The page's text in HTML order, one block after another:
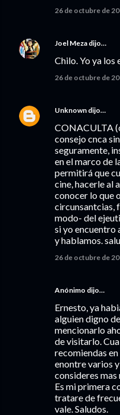
26 de octubre de
Joel Meza dijo…
Chilo. Yo ya los
26 de octubre de
Unknown dijo…
CONACULTA
consejo cnca
seguramente,
en el marco de
permitirá que
cine, hacerle al
conocer lo que
circunsantcias,
modo- del
si yo encuentro
y hablamos.
26 de octubre de
Anónimo dijo…
Ernesto, ya
alguien digno
mencionarlo
de visitarlo.
recomiendas
enontre varios
consideres
Es mi primera
tratare de
vale. Saludos.